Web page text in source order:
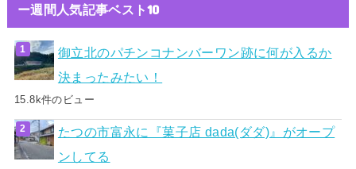
ー週間人気記事ベスト10
御立北のパチンコナンバーワン跡に何が入るか
決まったみたい！
15.8k件のビュー
たつの市富永に『菓子店 dada(ダダ)』がオープ
ンしてる